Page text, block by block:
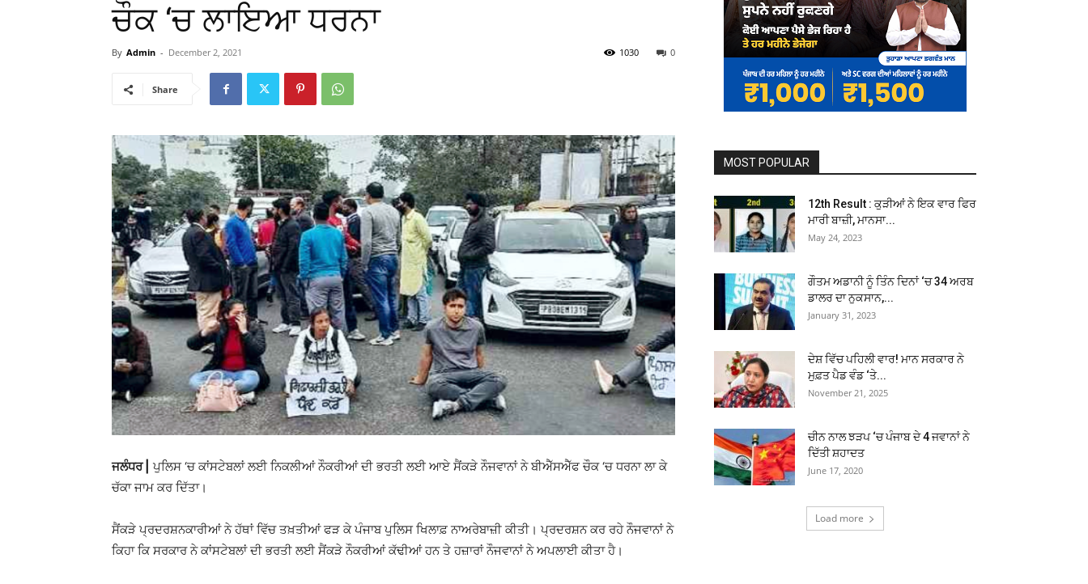
ਚੌਕ ‘ਚ ਲਾਇਆ ਧਰਨਾ
By Admin - December 2, 2021 0
1030
Share
ਜਲੰਧਰ | ਪੁਲਿਸ ‘ਚ ਕਾਂਸਟੇਬਲਾਂ ਲਈ ਨਿਕਲੀਆਂ ਨੌਕਰੀਆਂ ਦੀ ਭਰਤੀ ਲਈ ਆਏ ਸੈਂਕੜੇ ਨੌਜਵਾਨਾਂ ਨੇ ਬੀਐੱਸਐੱਫ ਚੌਕ ‘ਚ ਧਰਨਾ ਲਾ ਕੇ
ਚੱਕਾ ਜਾਮ ਕਰ ਦਿੱਤਾ।
ਸੈਂਕੜੇ ਪ੍ਰਦਰਸ਼ਨਕਾਰੀਆਂ ਨੇ ਹੱਥਾਂ ਵਿੱਚ ਤਖ਼ਤੀਆਂ ਫੜ ਕੇ ਪੰਜਾਬ ਪੁਲਿਸ ਖਿਲਾਫ਼ ਨਾਅਰੇਬਾਜ਼ੀ ਕੀਤੀ। ਪ੍ਰਦਰਸ਼ਨ ਕਰ ਰਹੇ ਨੌਜਵਾਨਾਂ ਨੇ
ਕਿਹਾ ਕਿ ਸਰਕਾਰ ਨੇ ਕਾਂਸਟੇਬਲਾਂ ਦੀ ਭਰਤੀ ਲਈ ਸੈਂਕੜੇ ਨੌਕਰੀਆਂ ਕੱਢੀਆਂ ਹਨ ਤੇ ਹਜ਼ਾਰਾਂ ਨੌਜਵਾਨਾਂ ਨੇ ਅਪਲਾਈ ਕੀਤਾ ਹੈ।
MOST POPULAR
12th Result : ਕੁੜੀਆਂ ਨੇ ਇਕ ਵਾਰ ਫਿਰ
ਮਾਰੀ ਬਾਜ਼ੀ, ਮਾਨਸਾ...
May 24, 2023
ਗੌਤਮ ਅਡਾਨੀ ਨੂੰ ਤਿੰਨ ਦਿਨਾਂ ‘ਚ 34 ਅਰਬ
ਡਾਲਰ ਦਾ ਨੁਕਸਾਨ,...
January 31, 2023
ਦੇਸ਼ ਵਿੱਚ ਪਹਿਲੀ ਵਾਰ! ਮਾਨ ਸਰਕਾਰ ਨੇ
ਮੁਫ਼ਤ ਪੈਡ ਵੰਡ ‘ਤੇ...
November 21, 2025
ਚੀਨ ਨਾਲ ਝੜਪ ‘ਚ ਪੰਜਾਬ ਦੇ 4 ਜਵਾਨਾਂ ਨੇ
ਦਿੱਤੀ ਸ਼ਹਾਦਤ
June 17, 2020
Load more